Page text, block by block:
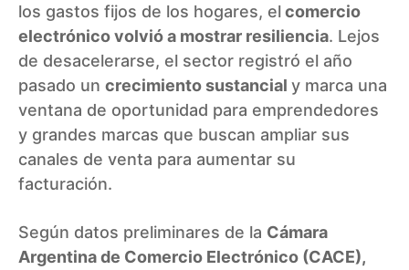
los gastos fijos de los hogares, elcomercio
electrónico volvió a mostrar resiliencia. Lejos
de desacelerarse, el sector registró el año
pasado un crecimiento sustancial y marca una
ventana de oportunidad para emprendedores
y grandes marcas que buscan ampliar sus
canales de venta para aumentar su
facturación.
Según datos preliminares de la Cámara
Argentina de Comercio Electrónico (CACE),